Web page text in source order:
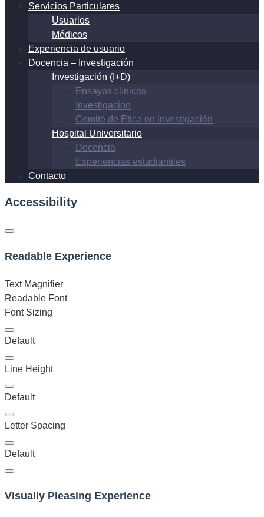
Servicios Particulares
Usuarios
Médicos
Experiencia de usuario
Docencia – Investigación
Investigación (I+D)
Ensayos clínicos
Investigación
Comité de Ética en Investigación
Hospital Universitario
Docencia
Experiencias estudiantiles
Contacto
Accessibility
Readable Experience
Text Magnifier
Readable Font
Font Sizing
Default
Line Height
Default
Letter Spacing
Default
Visually Pleasing Experience